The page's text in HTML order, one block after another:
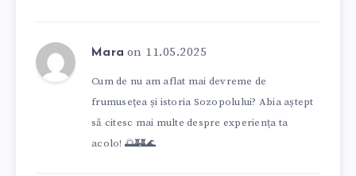
Mara on 11.05.2025
Cum de nu am aflat mai devreme de
frumusețea și istoria Sozopolului? Abia aștept
să citesc mai multe despre experiența ta
acolo! 🌅🏰🌊